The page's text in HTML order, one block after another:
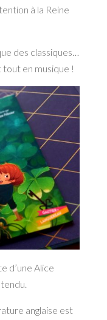
à la Reine
des classiques…
tout en musique !
d’une Alice
anglaise est